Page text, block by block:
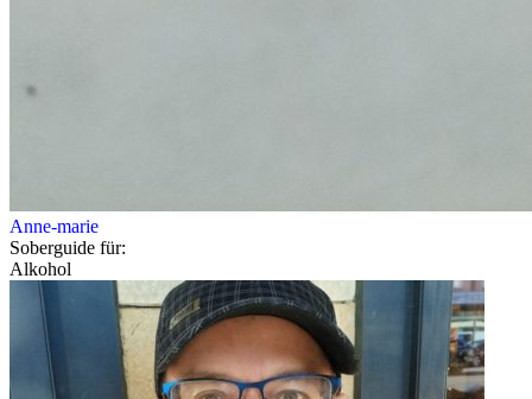
Anne-marie
Soberguide für:
Alkohol